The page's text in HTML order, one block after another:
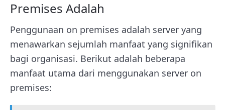
Premises Adalah
Penggunaan on premises adalah server yang
menawarkan sejumlah manfaat yang signifikan
bagi organisasi. Berikut adalah beberapa
manfaat utama dari menggunakan server on
premises: